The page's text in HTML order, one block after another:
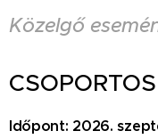
Közelgő
Időpont: 2026.